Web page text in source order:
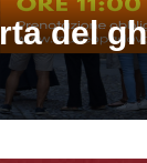
del